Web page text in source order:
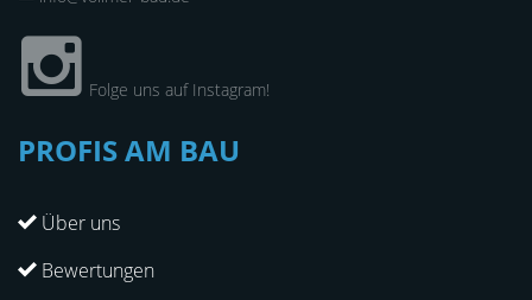
Folge uns auf Instagram!
PROFIS AM BAU
Über uns
Bewertungen